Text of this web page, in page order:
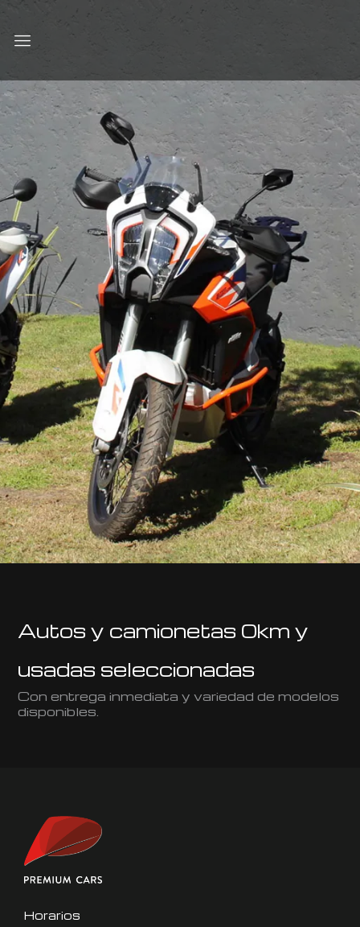
Autos y camionetas 0km y
usadas seleccionadas
Con entrega inmediata y variedad de modelos
disponibles.
Horarios